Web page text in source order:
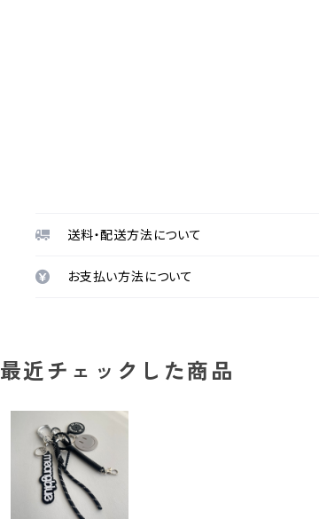
送料・配送方法について
お支払い方法について
最近チェックした商品